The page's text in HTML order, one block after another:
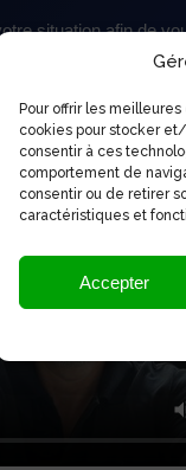
Pour offrir les
cookies pour stocker
consentir à ces
comportement de
consentir ou de retirer
caractéristiques et
Accepter
situation afin de
découvrir